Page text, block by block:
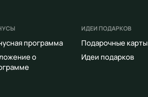
программа
о
ИДЕИ ПОДАРКОВ
Подарочные карты
Идеи подарков